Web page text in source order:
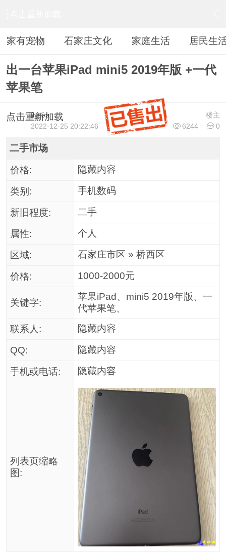
家有宠物 石家庄文化 家庭生活 居民生
出一台苹果iPad mini5 2019年版 +一代
苹果笔
点击重新加载 楼主
flysea
6244
0
2022-12-25 20:22:46
二手市场
价格: 隐藏内容
类别: 手机数码
新旧程度: 二手
属性: 个人
区域: 石家庄市区 » 桥西区
价格: 1000-2000元
关键字:
苹果iPad、mini5 2019年版、一
代苹果笔、
联系人:
隐藏内容
QQ: 隐藏内容
手机或电话: 隐藏内容
列表页缩略
图: